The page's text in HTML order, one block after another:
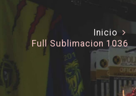
Inicio
Full Sublimacion 1036